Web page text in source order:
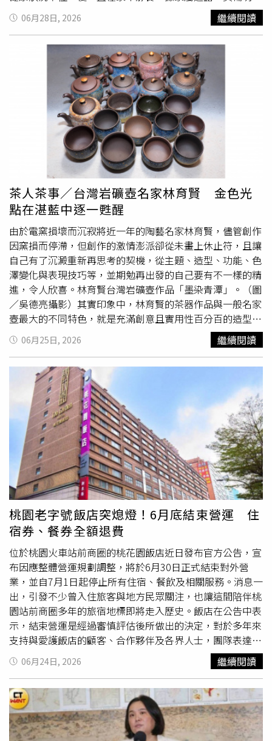
臨終前還向家人輕聲說出一句「謝謝」，留下最後的感謝
後，便安詳地閉上雙眼。依照美輪明宏的遺願，葬禮及告別
式均已由家屬低調舉行，不會舉辦追思會或告別會，也婉拒
各界奠儀及花籃。美輪明宏1935年5月15日出生於日本長崎
縣，16歲便成為職業歌手，並以東京銀座知名香頌咖啡館
「銀巴里」為據點，演唱古典樂、香頌、探戈、拉丁及爵士
等曲風，很快便受到矚目。2012年，77歲的美輪明宏首度
登上NHK《紅白歌唱大賽》舞台，之後到2015年為止都有
出場演唱，也創下逾80歲高齡登台的紀錄。美輪明宏曾為宮
崎駿執導的《魔法公主》及《霍爾的移動城堡》擔任配音，
其中《霍爾的移動城堡》飾演的「荒野女巫」，至今仍令不
少影迷印象深刻。2022年前後台灣也曾掀起一波「美輪明
宏之亂」，據說只要把桌布換成美輪明宏就可以招來好運，
金黃色可以招財，粉紅色可以招桃花，當時演藝圈也有不少
明星加入這波風潮。台灣曾掀起一波「美輪明宏之亂」。
（圖／翻攝自X）
06月28日, 2026 繼續閱讀
茶人茶事／台灣岩礦壺名家林育賢 金色光
點在湛藍中逐一甦醒
由於電窯損壞而沉寂將近一年的陶藝名家林育賢，儘管創作
因窯損而停滯，但創作的激情澎派卻從未畫上休止符，且讓
自己有了沉澱重新再思考的契機，從主題、造型、功能、色
澤變化與表現技巧等，並期勉再出發的自己要有不一樣的精
進，令人欣喜。林育賢台灣岩礦壺作品「墨染青潭」。（圖
／吳德亮攝影）其實印象中，林育賢的茶器作品與一般名家
壺最大的不同特色，就是充滿創意且實用性百分百的造型、
粗獷中清晰可見的細膩質感，以及冷暖色彩的交融搭配。今
次重新出發，發現帶來的岩礦壺與過去最大的不同，在於壺
把大量注入中國古典紋飾元素，且巧妙地加以婉約的意象，
柔軟多變卻又不失力與美交織的身段。而壺身色彩除了過去
常見的星空、火花、流星雨外，又大膽地以類似筆觸的刮痕
營造童話般的夢幻情境，甚至晴空下的璀璨等，為原本粗礦
的岩礦壺披上令人沉醉的繽紛外衣，令人驚喜。林育賢台灣
岩礦壺作品「艷雨魅彩」。（圖／吳德亮攝影）近日仔細觀
看他的新作，以造型來說，寬廣的壺口可以輕易置茶而不外
露，淺而密合的壺蓋呈現細緻的觸感；斗大的壺鈕可以輕易
抓舉而不致燙手；較長且曲線玲瓏有致的壺嘴尖端永遠呈現
仰望之姿，淙淙有勁的出水讓人彷彿置身電影的夢幻時空，
即便瞬間定格也不會有水滴殘留。林育賢也喜歡在渾圓飽滿
的壺身加上玲瓏有致的曲線壺把，看似簡約，卻包含馬鞍、
竹節、朝笏等不同意象，而色彩也有明顯多了變化，細膩處
且婉約透出奔放的繽紛意象，令人欣喜。林育賢台灣岩礦壺
作品「沉靜中綻放」。（圖／吳德亮攝影）其中更有幾件帶
有強烈星空意象的作品，讓我想起20世紀點燃超現實主義火
種的大畫家馬克‧夏卡爾（Marc Chagall），透過畫筆把人
世間繾綣難斷的七情六慾全都拋擲到閃爍的星空上，不同的
是夏卡爾用畫筆釋放療癒傷口的色彩，而林育賢則用烈火燃
燒年輕的激情，在金色光點注入的湛藍中逐一覺醒，更為所
有封閉的靈魂叩門，讓我忍不住為他的努力與精進大聲喝
采。林育賢台灣岩礦壺作品「流霧見花」。（圖／吳德亮攝
影）而常有茶人質疑台灣岩礦壺過於粗獷或沉重，或多半僅
能沖泡重發酵茶品等，無法受到現今女性為主的茶藝人士普
遍青睞。第一代開創者之一的鄧丁壽特別以細緻婉約的土坯
與技法，再度開創「岩砂壺」作為區隔。但林育賢卻不甘於
06月25日, 2026 繼續閱讀
桃園老字號飯店突熄燈！6月底結束營運 住
宿券、餐券全額退費
位於桃園火車站前商圈的桃花園飯店近日發布官方公告，宣
布因應整體營運規劃調整，將於6月30日正式結束對外營
業，並自7月1日起停止所有住宿、餐飲及相關服務。消息一
出，引發不少曾入住旅客與地方民眾關注，也讓這間陪伴桃
園站前商圈多年的旅宿地標即將走入歷史。飯店在公告中表
示，結束營運是經過審慎評估後所做出的決定，對於多年來
支持與愛護飯店的顧客、合作夥伴及各界人士，團隊表達最
誠摯的感謝。同時也坦言，這是一項充滿不捨的決定，未來
將把與旅客共同累積的回憶珍藏心中。隨著營運即將告一段
落，飯店也同步停止線上公開接單服務。在消費者權益方
面，桃花園飯店表示，凡已支付訂金或透過線上平台完成訂
房的旅客，館方將安排專人主動聯繫，協助辦理全額退款相
關事宜。至於持有飯店發行且仍在有效期限內住宿券及餐飲
06月24日, 2026 繼續閱讀